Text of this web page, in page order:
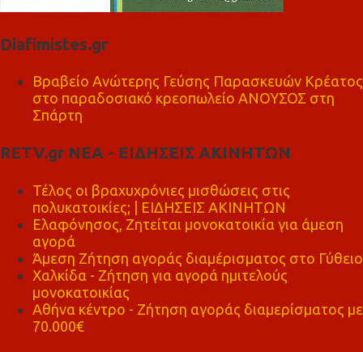
Diafimistes.gr
Βραβείο Ανώτερης Γεύσης Παρασκευών Κρέατος
στο παραδοσιακό κρεοπωλείο ΑΝΟΥΣΟΣ στη
Σπάρτη
RETV.gr ΝΕΑ - ΕΙΔΗΣΕΙΣ ΑΚΙΝΗΤΩΝ
Τέλος οι βραχυχρόνιες μισθώσεις στις
πολυκατοικίες; | ΕΙΔΗΣΕΙΣ ΑΚΙΝΗΤΩΝ
Ελαφόνησος, Ζητείται μονοκατοικία για άμεση
αγορά
Άμεση Ζήτηση αγοράς διαμέρισματος στο Γύθειο
Χαλκίδα - Ζήτηση για αγορά ημιτελούς
μονοκατοικίας
Αθήνα κέντρο - Ζήτηση αγοράς διαμερίσματος με
70.000€